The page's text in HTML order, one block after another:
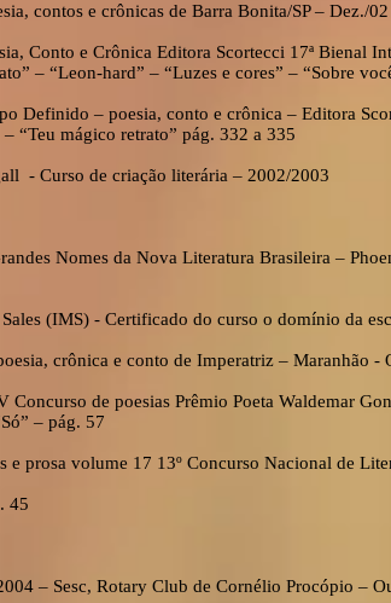
contos e crônicas de Barra Bonita/SP – Dez./
Conto e Crônica Editora Scortecci 17ª Bienal
– “Leon-hard” – “Luzes e cores” – “Sobre
Definido – poesia, conto e crônica – Editora
“Teu mágico retrato” pág. 332 a 335
- Curso de criação literária – 2002/2003
Nomes da Nova Literatura Brasileira –
(IMS) - Certificado do curso o domínio da
crônica e conto de Imperatriz – Maranhão -
de poesias Prêmio Poeta Waldemar
– pág. 57
e prosa volume 17 13º Concurso Nacional de
45
– Sesc, Rotary Club de Cornélio Procópio –